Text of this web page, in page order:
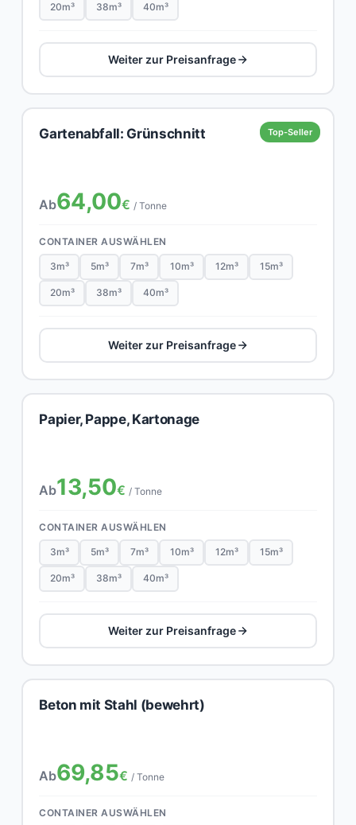
20m³ 38m³ 40m³
Weiter zur Preisanfrage
Top-Seller
Gartenabfall: Grünschnitt
Ab64,00€ / Tonne
CONTAINER AUSWÄHLEN
3m³ 5m³ 7m³ 10m³ 12m³ 15m³
20m³ 38m³ 40m³
Weiter zur Preisanfrage
Papier, Pappe, Kartonage
Ab13,50€ / Tonne
CONTAINER AUSWÄHLEN
3m³ 5m³ 7m³ 10m³ 12m³ 15m³
20m³ 38m³ 40m³
Weiter zur Preisanfrage
Beton mit Stahl (bewehrt)
Ab69,85€ / Tonne
CONTAINER AUSWÄHLEN